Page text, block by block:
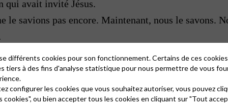
qui avait invité Jésus.
le savions pas encore. Maintenant, nous le savons.
t-on pourquoi vous l’invitez ? En fait , oui, on
à cette question. Je me plie donc à l’exercice.
pour le même ensemble complexe de raisons qui
différents cookies pour son fonctionnement. Certains de ces
tiers à des fins d'analyse statistique pour nous permettre de vous
configurer les cookies que vous souhaitez autoriser, vous pouvez
cookies", ou bien accepter tous les cookies en cliquant sur "Tout